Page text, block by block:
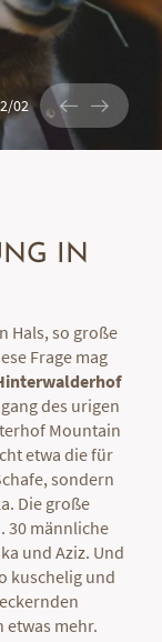
IN
Hals, so große
Frage mag
des urigen
Mountain
etwa die für
sondern
Die große
30 männliche
und Aziz. Und
kuschelig und
etwas mehr.
/02